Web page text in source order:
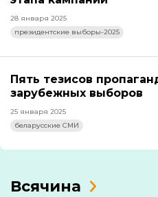
28 января 2025
президентские выборы-2025
Пять тезисов
зарубежных выборов
25 января 2025
беларусские СМИ
Всячина